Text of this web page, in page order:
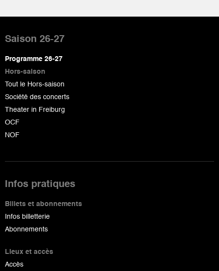
de
page
Saison 26-27
Programme 26-27
Hors-saison
Tout le Hors-saison
Société des concerts
Theater in Freiburg
OCF
NOF
Infos pratiques
Billets et abonnements
Infos billetterie
Abonnements
Lieux et accès
Accès